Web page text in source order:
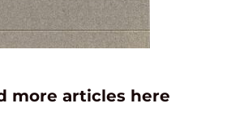
more articles here